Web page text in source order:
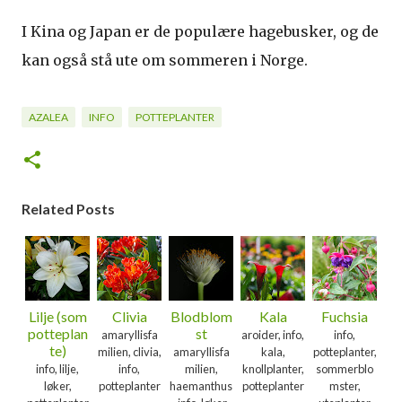
I Kina og Japan er de populære hagebusker, og de
kan også stå ute om sommeren i Norge.
AZALEA INFO POTTEPLANTER
Related Posts
Lilje (som
potteplan
te)
info, lilje,
løker,
Clivia
amaryllisfa
milien, clivia,
info,
potteplanter
Blodblom
st
amaryllisfa
milien,
haemanthus
Kala
aroider, info,
kala,
knollplanter,
potteplanter
Fuchsia
info,
potteplanter,
sommerblo
mster,